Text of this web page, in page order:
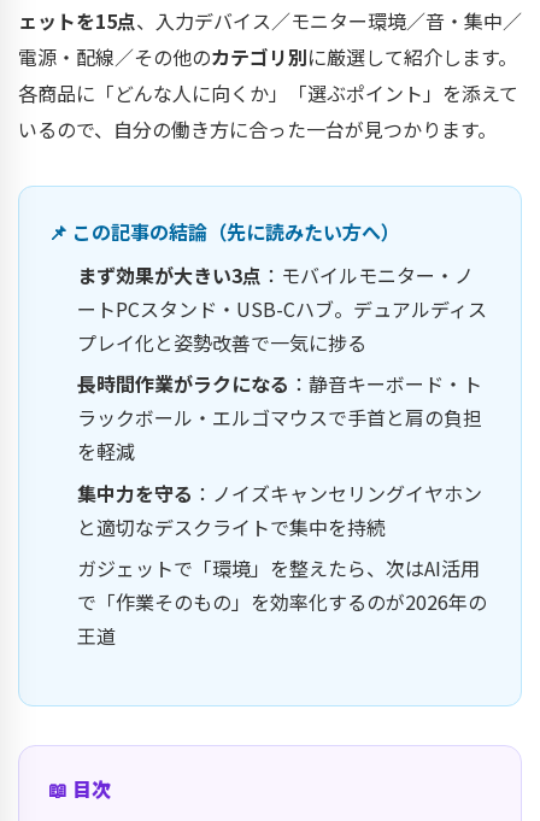
ェットを15点、入力デバイス／モニター環境／音・集中／
電源・配線／その他のカテゴリ別に厳選して紹介します。
各商品に「どんな人に向くか」「選ぶポイント」を添えて
いるので、自分の働き方に合った一台が見つかります。
📌 この記事の結論（先に読みたい方へ）
まず効果が大きい3点 ：モバイルモニター・ノ
ートPCスタンド・USB-Cハブ。デュアルディス
プレイ化と姿勢改善で一気に捗る
長時間作業がラクになる ：静音キーボード・ト
ラックボール・エルゴマウスで手首と肩の負担
を軽減
集中力を守る ：ノイズキャンセリングイヤホン
と適切なデスクライトで集中を持続
ガジェットで「環境」を整えたら、次はAI活用
で「作業そのもの」を効率化するのが2026年の
王道
📖 目次